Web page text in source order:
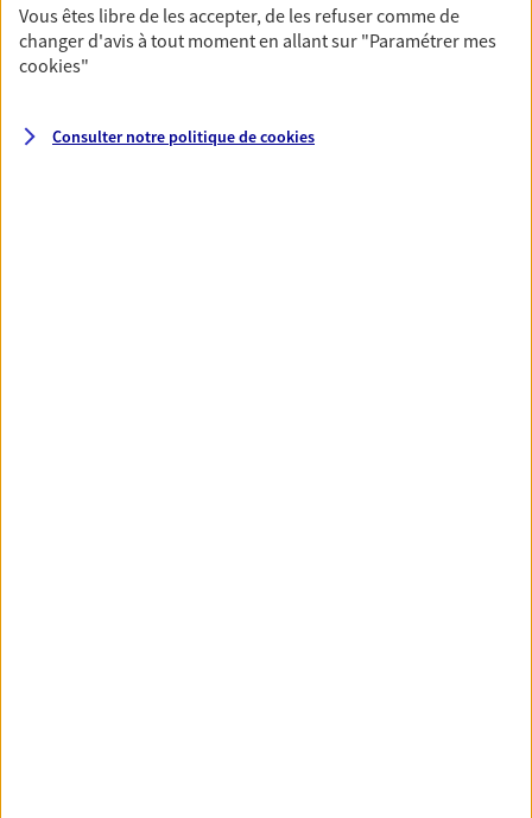
Découvrir l'offre Retraite
Pour un avenir serein, assurez-vous avec notre
contrat prévoyance. Préservez vos proches en cas
Vous êtes libre de les accepter, de les refuser comme de
changer d'avis à tout moment en allant sur "Paramétrer mes
cookies"
Consulter notre politique decookies